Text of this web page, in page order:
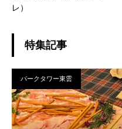
レ）
特集記事
パークタワー東雲